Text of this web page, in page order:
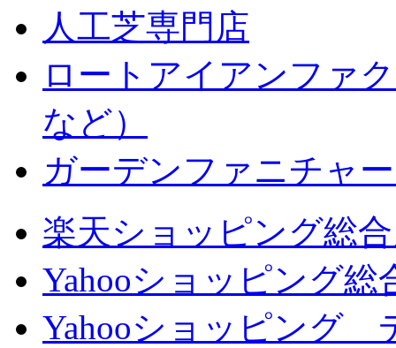
人工芝専門店
ロートアイアンファ
など）
ガーデンファニチャ
楽天ショッピング総
Yahooショッピング総
Yahooショッピング